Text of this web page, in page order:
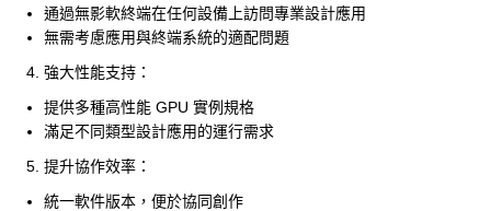
通過無影軟終端在任何設備上訪問專業設計應用
無需考慮應用與終端系統的適配問題
強大性能支持：
提供多種高性能 GPU 實例規格
滿足不同類型設計應用的運行需求
提升協作效率：
統一軟件版本，便於協同創作